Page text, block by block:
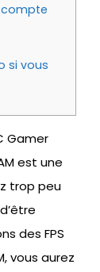
compte
si vous
Gamer
est une
trop peu
des FPS
vous aurez